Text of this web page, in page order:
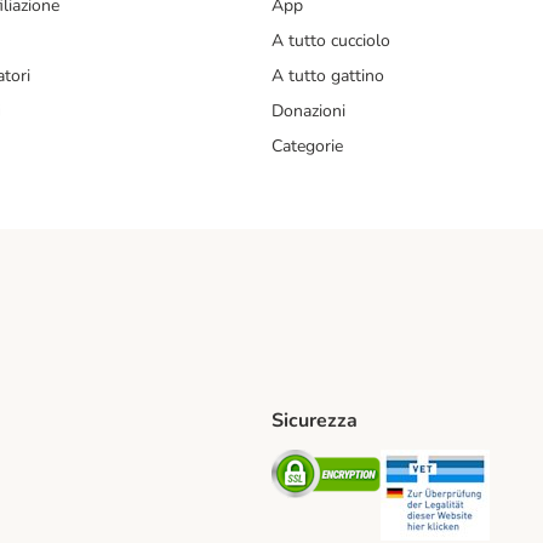
App
A tutto cucciolo
A tutto gattino
Donazioni
Categorie
Method
Shipping Method
Sicurezza
Security